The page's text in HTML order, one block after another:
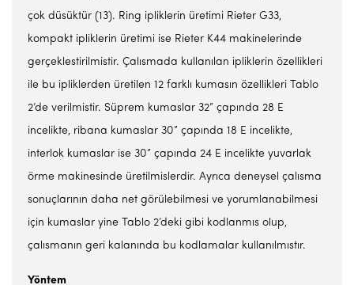
çok düsüktür (13). Ring ipliklerin üretimi Rieter G33,
kompakt ipliklerin üretimi ise Rieter K44 makinelerinde
gerçeklestirilmistir. Çalısmada kullanılan ipliklerin özellikleri
ile bu ipliklerden üretilen 12 farklı kumasın özellikleri Tablo
2’de verilmistir. Süprem kumaslar 32” çapında 28 E
incelikte, ribana kumaslar 30” çapında 18 E incelikte,
interlok kumaslar ise 30” çapında 24 E incelikte yuvarlak
örme makinesinde üretilmislerdir. Ayrıca deneysel çalısma
sonuçlarının daha net görülebilmesi ve yorumlanabilmesi
için kumaslar yine Tablo 2’deki gibi kodlanmıs olup,
çalısmanın geri kalanında bu kodlamalar kullanılmıstır.
Yöntem